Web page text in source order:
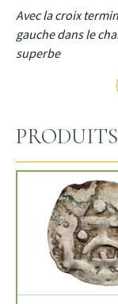
Avec la croix
gauche dans le
superbe